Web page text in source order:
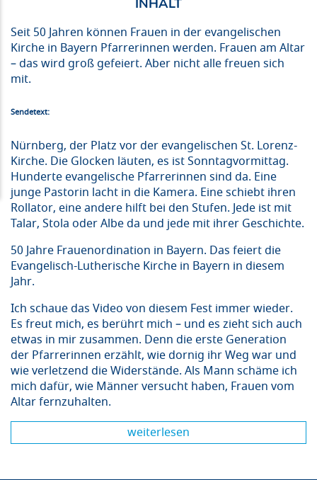
Seit 50 Jahren können Frauen in der evangelischen
Kirche in Bayern Pfarrerinnen werden. Frauen am Altar
– das wird groß gefeiert. Aber nicht alle freuen sich
mit.
Sendetext:
Nürnberg, der Platz vor der evangelischen St. Lorenz-
Kirche. Die Glocken läuten, es ist Sonntagvormittag.
Hunderte evangelische Pfarrerinnen sind da. Eine
junge Pastorin lacht in die Kamera. Eine schiebt ihren
Rollator, eine andere hilft bei den Stufen. Jede ist mit
Talar, Stola oder Albe da und jede mit ihrer Geschichte.
50 Jahre Frauenordination in Bayern. Das feiert die
Evangelisch-Lutherische Kirche in Bayern in diesem
Jahr.
Ich schaue das Video von diesem Fest immer wieder.
Es freut mich, es berührt mich – und es zieht sich auch
etwas in mir zusammen. Denn die erste Generation
der Pfarrerinnen erzählt, wie dornig ihr Weg war und
wie verletzend die Widerstände. Als Mann schäme ich
mich dafür, wie Männer versucht haben, Frauen vom
Altar fernzuhalten.
weiterlesen